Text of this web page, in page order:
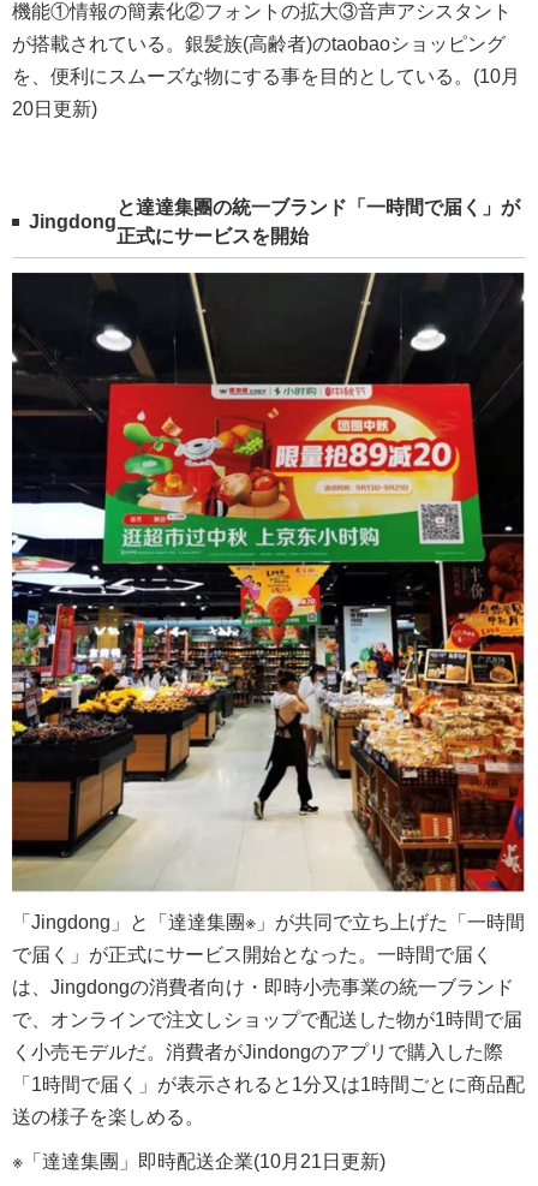
機能①情報の簡素化②フォントの拡大③音声アシスタント
が搭載されている。銀髪族(高齢者)のtaobaoショッピング
を、便利にスムーズな物にする事を目的としている。(10月
20日更新)
Jingdong
と達達集團の統一ブランド「一時間で届く」が
正式にサービスを開始
「Jingdong」と「達達集團※」が共同で立ち上げた「一時間
で届く」が正式にサービス開始となった。一時間で届く
は、Jingdongの消費者向け・即時小売事業の統一ブランド
で、オンラインで注文しショップで配送した物が1時間で届
く小売モデルだ。消費者がJindongのアプリで購入した際
「1時間で届く」が表示されると1分又は1時間ごとに商品配
送の様子を楽しめる。
※「達達集團」即時配送企業(10月21日更新)